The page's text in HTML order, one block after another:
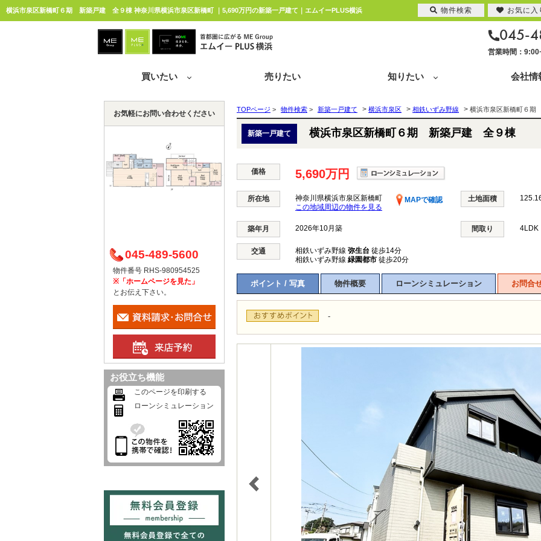
横浜市泉区新橋町６期 新築戸建 全９棟 神奈川県横浜市泉区新橋町 ｜5,690万円の新築一戸建て｜エムイーPLUS横浜
045-
営業時間：
買いたい 売りたい 知りたい 会社情
TOPページ > 物件検索 > 新築一戸建て > 横浜市泉区 > 相鉄いずみ野線 > 横浜市泉区新橋町６
新築一戸建て 横浜市泉区新橋町６期 新築戸建 全９棟
価格 5,690万円
所在地 神奈川県横浜市泉区新橋町
MAPで確認
この地域周辺の物件を見る
土地面積
築年月 2026年10月築 間取り
交通 相鉄いずみ野線 弥生台 徒歩14分
相鉄いずみ野線 緑園都市 徒歩20分
ポイント / 写真 物件概要 ローンシミュレーション お問合
-
お気軽にお問い合わせください
045-489-5600
物件番号 RHS-980954525
※「ホームページを見た」
とお伝え下さい。
お役立ち機能
このページを印刷する
ローンシミュレーション
物件検索 お気に入